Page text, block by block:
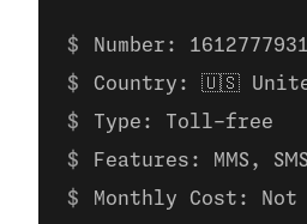
Number:
Country: 🇺🇸
Type: Toll-free
Features: MMS,
Monthly Cost: Not